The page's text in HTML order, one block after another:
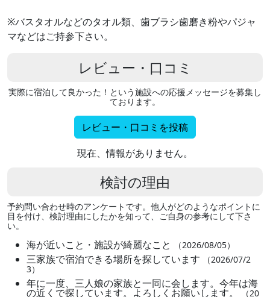
※バスタオルなどのタオル類、歯ブラシ歯磨き粉やパジャ
マなどはご持参下さい。
レビュー・口コミ
実際に宿泊して良かった！という施設への応援メッセージを募集し
ております。
レビュー・口コミを投稿
現在、情報がありません。
検討の理由
予約問い合わせ時のアンケートです。他人がどのようなポイントに
目を付け、検討理由にしたかを知って、ご自身の参考にして下さ
い。
海が近いこと・施設が綺麗なこと （2026/08/05）
三家族で宿泊できる場所を探しています
（2026/07/2
3）
年に一度、三人娘の家族と一同に会します。今年は海
の近くで探しています。よろしくお願いします。 （20